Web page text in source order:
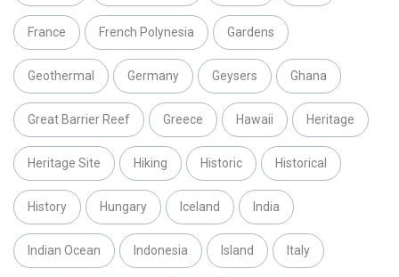
France French Polynesia Gardens
Geothermal Germany Geysers Ghana
Great Barrier Reef Greece Hawaii Heritage
Heritage Site Hiking Historic Historical
History Hungary Iceland India
Indian Ocean Indonesia Island Italy